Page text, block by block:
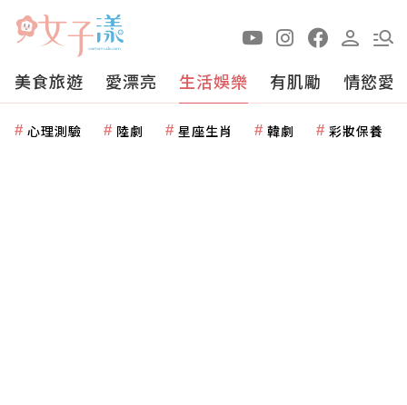
美食旅遊 愛漂亮 生活娛樂 有肌勵 情慾愛
心理測驗 陸劇 星座生肖 韓劇 彩妝保養